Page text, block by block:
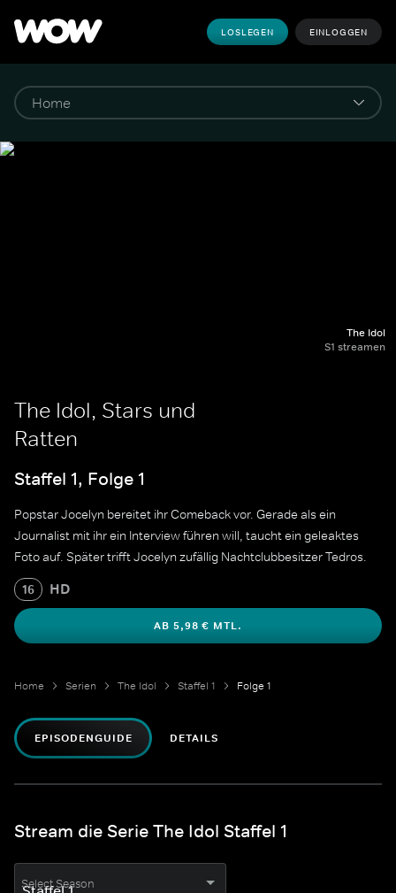
LOSLEGEN EINLOGGEN
The Idol
S1 streamen
The Idol, Stars und
Ratten
Staffel 1, Folge 1
Popstar Jocelyn bereitet ihr Comeback vor. Gerade als ein
Journalist mit ihr ein Interview führen will, taucht ein geleaktes
Foto auf. Später trifft Jocelyn zufällig Nachtclubbesitzer Tedros.
16 HD
AB 5,98 € MTL.
Home Serien The Idol Staffel 1 Folge 1
EPISODENGUIDE DETAILS
Stream die Serie The Idol Staffel 1
Select Season